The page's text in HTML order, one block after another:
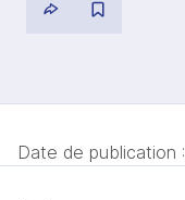
Date de publication :